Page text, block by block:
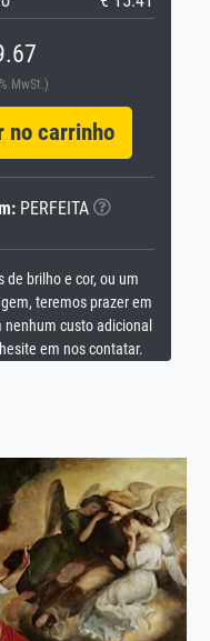
MwSt.)
carrinho
PERFEITA
de brilho e cor, ou um
teremos prazer em
custo adicional
em nos contatar.